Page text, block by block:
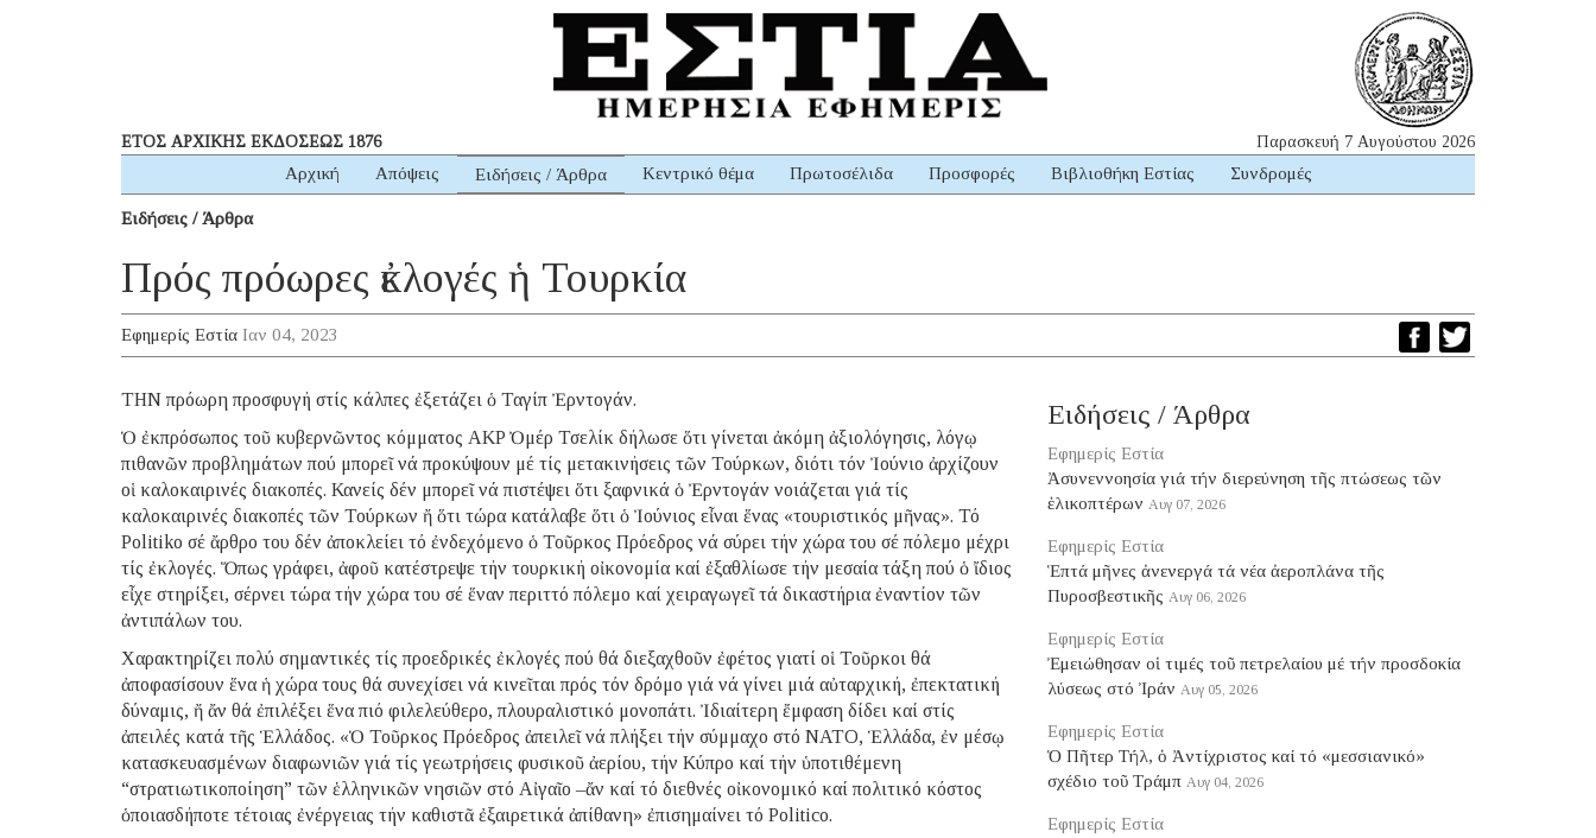
ΕΤΟΣ ΑΡΧΙΚΗΣ ΕΚΔΟΣΕΩΣ 1876 Παρασκευή 7 Αυγούστου 2026
Αρχική Απόψεις Ειδήσεις / Άρθρα Κεντρικό θέμα Πρωτοσέλιδα Προσφορές Βιβλιοθήκη Εστίας Συνδρομές
Ειδήσεις / Άρθρα
Πρός πρόωρες ἐκλογές ἡ Τουρκία
Εφημερίς Εστία Ιαν 04, 2023
ΤΗΝ πρόωρη προσφυγή στίς κάλπες ἐξετάζει ὁ Ταγίπ Ἐρντογάν.
Ὁ ἐκπρόσωπος τοῦ κυβερνῶντος κόμματος AKP Ὀμέρ Τσελίκ δήλωσε ὅτι γίνεται ἀκόμη ἀξιολόγησις, λόγῳ
πιθανῶν προβλημάτων πού μπορεῖ νά προκύψουν μέ τίς μετακινήσεις τῶν Τούρκων, διότι τόν Ἰούνιο ἀρχίζουν
οἱ καλοκαιρινές διακοπές. Κανείς δέν μπορεῖ νά πιστέψει ὅτι ξαφνικά ὁ Ἐρντογάν νοιάζεται γιά τίς
καλοκαιρινές διακοπές τῶν Τούρκων ἤ ὅτι τώρα κατάλαβε ὅτι ὁ Ἰούνιος εἶναι ἕνας «τουριστικός μῆνας». Τό
Politiko σέ ἄρθρο του δέν ἀποκλείει τό ἐνδεχόμενο ὁ Τοῦρκος Πρόεδρος νά σύρει τήν χώρα του σέ πόλεμο μέχρι
τίς ἐκλογές. Ὅπως γράφει, ἀφοῦ κατέστρεψε τήν τουρκική οἰκονομία καί ἐξαθλίωσε τήν μεσαία τάξη πού ὁ ἴδιος
εἶχε στηρίξει, σέρνει τώρα τήν χώρα του σέ ἕναν περιττό πόλεμο καί χειραγωγεῖ τά δικαστήρια ἐναντίον τῶν
ἀντιπάλων του.
Χαρακτηρίζει πολύ σημαντικές τίς προεδρικές ἐκλογές πού θά διεξαχθοῦν ἐφέτος γιατί οἱ Τοῦρκοι θά
ἀποφασίσουν ἕνα ἡ χώρα τους θά συνεχίσει νά κινεῖται πρός τόν δρόμο γιά νά γίνει μιά αὐταρχική, ἐπεκτατική
δύναμις, ἤ ἄν θά ἐπιλέξει ἕνα πιό φιλελεύθερο, πλουραλιστικό μονοπάτι. Ἰδιαίτερη ἔμφαση δίδει καί στίς
ἀπειλές κατά τῆς Ἑλλάδος. «Ὁ Τοῦρκος Πρόεδρος ἀπειλεῖ νά πλήξει τήν σύμμαχο στό ΝΑΤΟ, Ἑλλάδα, ἐν μέσῳ
κατασκευασμένων διαφωνιῶν γιά τίς γεωτρήσεις φυσικοῦ ἀερίου, τήν Κύπρο καί τήν ὑποτιθέμενη
“στρατιωτικοποίηση” τῶν ἑλληνικῶν νησιῶν στό Αἰγαῖο –ἄν καί τό διεθνές οἰκονομικό καί πολιτικό κόστος
ὁποιασδήποτε τέτοιας ἐνέργειας τήν καθιστᾶ ἐξαιρετικά ἀπίθανη» ἐπισημαίνει τό Politico.
Ειδήσεις / Άρθρα
Εφημερίς Εστία
Ἀσυνεννοησία γιά τήν διερεύνηση τῆς πτώσεως τῶν
ἑλικοπτέρων Αυγ 07, 2026
Εφημερίς Εστία
Ἑπτά μῆνες ἀνενεργά τά νέα ἀεροπλάνα τῆς
Πυροσβεστικῆς Αυγ 06, 2026
Εφημερίς Εστία
Ἐμειώθησαν οἱ τιμές τοῦ πετρελαίου μέ τήν προσδοκία
λύσεως στό Ἰράν Αυγ 05, 2026
Εφημερίς Εστία
Ὁ Πῆτερ Τήλ, ὁ Ἀντίχριστος καί τό «μεσσιανικό»
σχέδιο τοῦ Τράμπ Αυγ 04, 2026
Εφημερίς Εστία